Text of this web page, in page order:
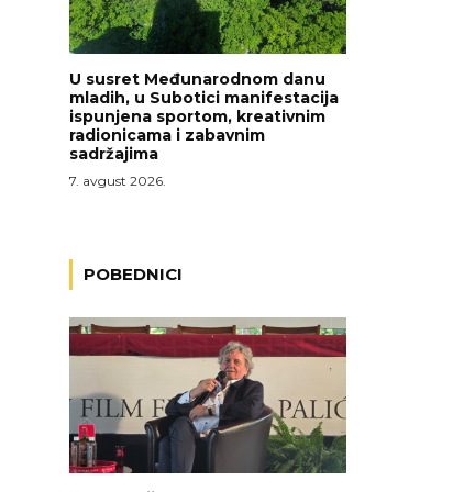
U susret Međunarodnom danu
mladih, u Subotici manifestacija
ispunjena sportom, kreativnim
radionicama i zabavnim
sadržajima
7. avgust 2026.
POBEDNICI